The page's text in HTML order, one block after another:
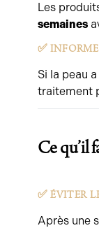
Les
semaines
✅
Si la peau
traitement
Ce qu’il
✅ ÉVITER
Après une